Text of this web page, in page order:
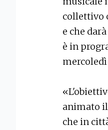
collettivo
e che
è in
mercoledì
animato
che in